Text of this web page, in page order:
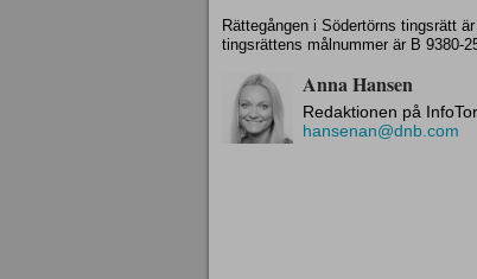
Rättegången i Södertörns tingsrätt
tingsrättens målnummer är B 9380-
Anna Hansen
Redaktionen på
hansenan@dnb.com